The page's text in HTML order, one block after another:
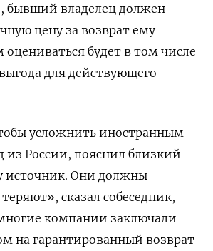
бывший владелец должен
цену за возврат ему
оцениваться будет в том числе
для действующего
усложнить иностранным
из России, пояснил близкий
источник. Они должны
сказал собеседник,
компании заключали
на гарантированный возврат